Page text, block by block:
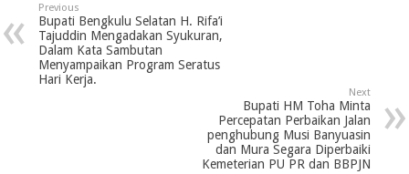
Previous
Bupati Bengkulu Selatan H. Rifa’i
Tajuddin Mengadakan Syukuran,
Dalam Kata Sambutan
Menyampaikan Program Seratus
Hari Kerja.
Next
Bupati HM Toha Minta
Percepatan Perbaikan Jalan
penghubung Musi Banyuasin
dan Mura Segara Diperbaiki
Kemeterian PU PR dan BBPJN